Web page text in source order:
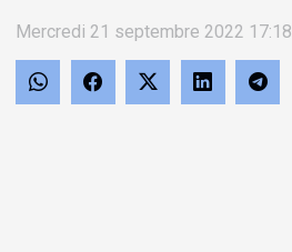
Mercredi 21 septembre 2022 17:18